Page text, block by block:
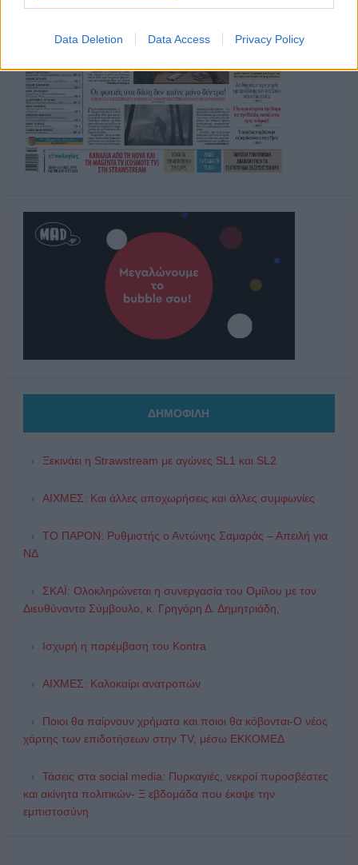
Data Deletion Data Access Privacy Policy
ΔΗΜΟΦΙΛΗ
Ξεκινάει η Strawstream με αγώνες SL1 και SL2
ΑΙΧΜΕΣ: Και άλλες αποχωρήσεις και άλλες συμφωνίες
ΤΟ ΠΑΡΟΝ: Ρυθμιστής ο Αντώνης Σαμαράς – Απειλή για
ΝΔ
ΣΚΑΪ: Ολοκληρώνεται η συνεργασία του Ομίλου με τον
Διευθύνοντα Σύμβουλο, κ. Γρηγόρη Δ. Δημητριάδη,
Ισχυρή η παρέμβαση του Kontra
ΑΙΧΜΕΣ: Καλοκαίρι ανατροπών
Ποιοι θα παίρνουν χρήματα και ποιοι θα κόβονται-Ο νέος
χάρτης των επιδοτήσεων στην TV, μέσω ΕΚΚΟΜΕΔ
Τάσεις στα social media: Πυρκαγιές, νεκροί πυροσβέστες
και ακίνητα πολιτικών- Ξ εβδομάδα που έκαψε την
εμπιστοσύνη